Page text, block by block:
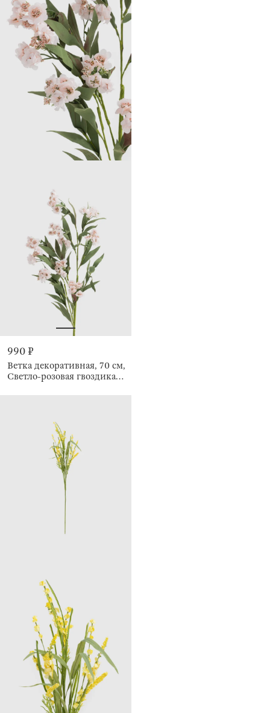
990 ₽
Ветка декоративная, 70 см,
Светло-розовая гвоздика,